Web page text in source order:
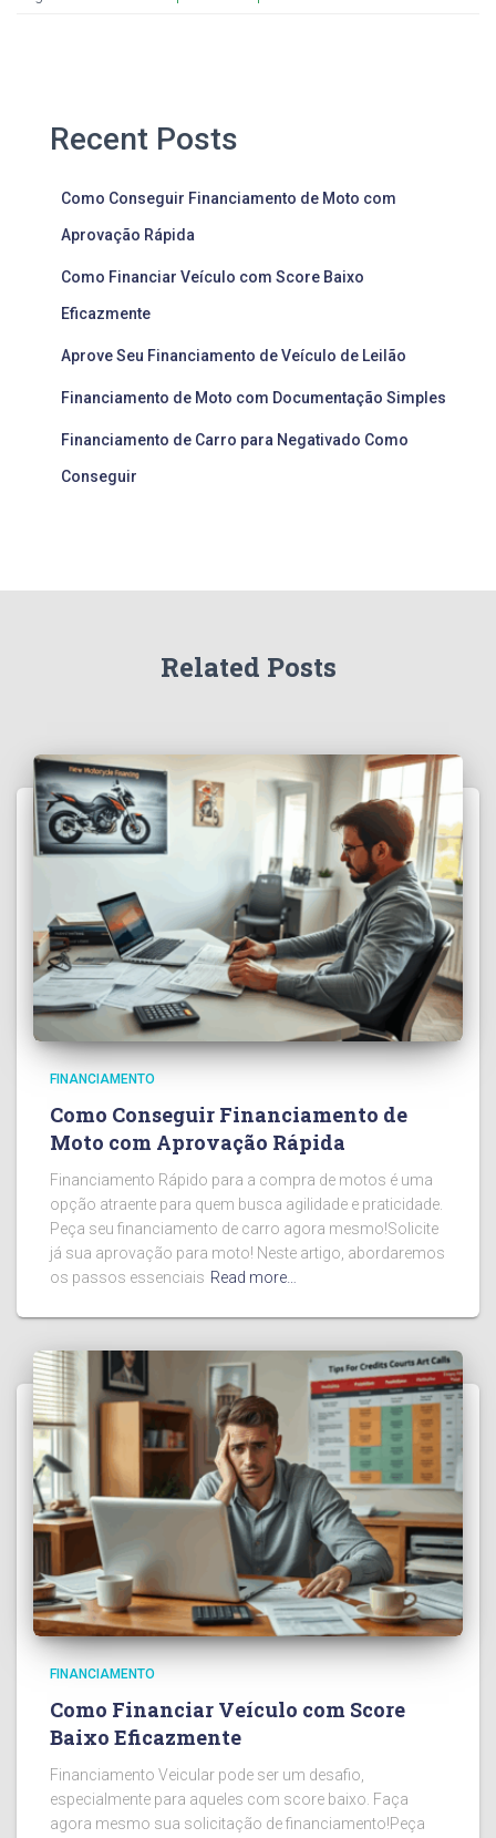
Recent Posts
Como Conseguir Financiamento de Moto com
Aprovação Rápida
Como Financiar Veículo com Score Baixo
Eficazmente
Aprove Seu Financiamento de Veículo de Leilão
Financiamento de Moto com Documentação Simples
Financiamento de Carro para Negativado Como
Conseguir
Related Posts
FINANCIAMENTO
Como Conseguir Financiamento de
Moto com Aprovação Rápida
Financiamento Rápido para a compra de motos é uma
opção atraente para quem busca agilidade e praticidade.
Peça seu financiamento de carro agora mesmo!Solicite
já sua aprovação para moto! Neste artigo, abordaremos
os passos essenciais Read more…
FINANCIAMENTO
Como Financiar Veículo com Score
Baixo Eficazmente
Financiamento Veicular pode ser um desafio,
especialmente para aqueles com score baixo. Faça
agora mesmo sua solicitação de financiamento!Peça